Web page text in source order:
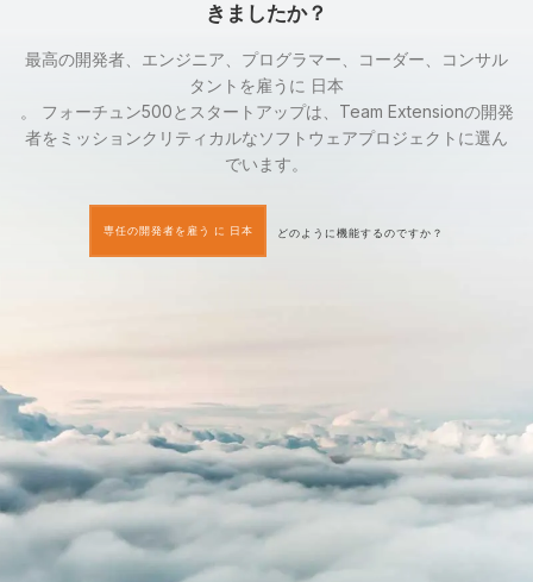
きましたか？
最高の開発者、エンジニア、プログラマー、コーダー、コンサル
タントを雇うに 日本
。 フォーチュン500とスタートアップは、Team Extensionの開発
者をミッションクリティカルなソフトウェアプロジェクトに選ん
でいます。
専任の開発者を雇う に 日本 どのように機能するのですか？